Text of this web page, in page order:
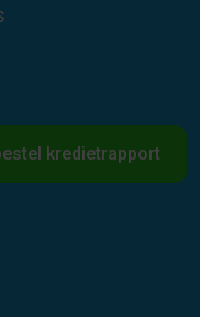
kredietrapport